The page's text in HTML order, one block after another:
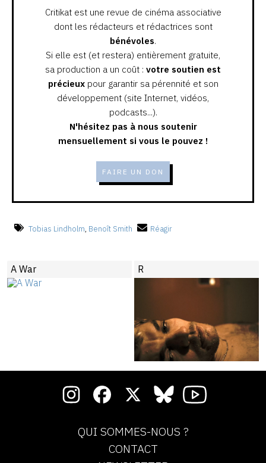
Critikat est une revue de cinéma associative
dont les rédacteurs et rédactrices sont
bénévoles.
Si elle est (et restera) entièrement gratuite,
sa production a un coût : votre soutien est
précieuxpour garantir sa pérennité et son
développement (site Internet, vidéos,
podcasts...).
N'hésitez pas à nous soutenir
mensuellement si vous le pouvez !
FAIRE UN DON
Tobias Lindholm, Benoît Smith Réagir
A War R
QUI SOMMES-NOUS ?
CONTACT